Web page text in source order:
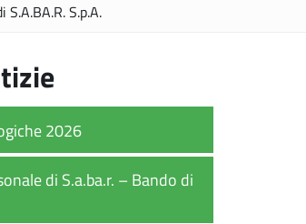
S.p.A.
2026
di S.a.ba.r. – Bando di